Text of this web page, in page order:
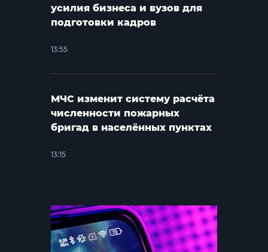
усилия бизнеса и вузов для
подготовки кадров
13:55
МЧС изменит систему расчёта
численности пожарных
бригад в населённых пунктах
13:15